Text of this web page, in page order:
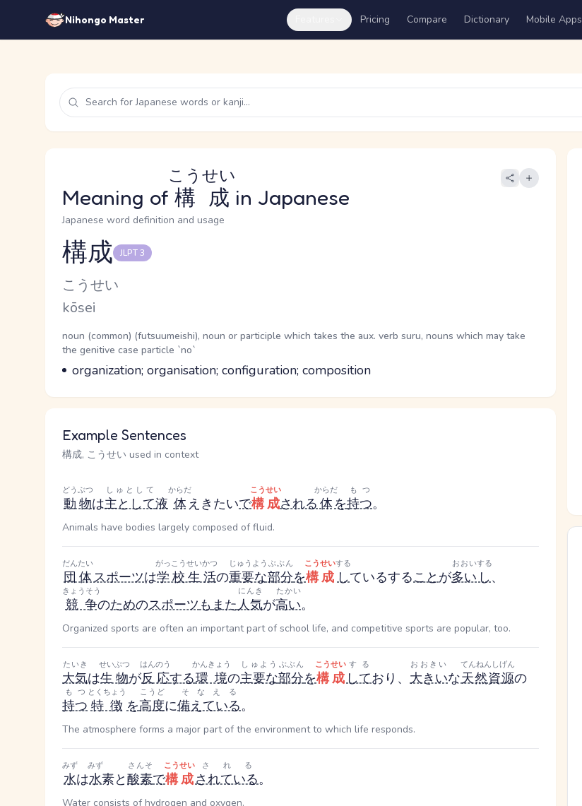
Nihongo Master Pricing Compare Dictionary Mobile Apps
Meaning of 構成
こうせい
in Japanese
Japanese word definition and usage
Reading and JLPT level
構成 JLPT 3
Kana Reading
こうせい
Romaji
kōsei
Word Senses
Parts of speech
noun (common) (futsuumeishi), noun or participle which takes the aux. verb suru, nouns which may take
the genitive case particle `no`
Meaning
organization; organisation; configuration; composition
Example Sentences
構成, こうせい used in context
動物
どうぶつ
は主として
しゅとして
液 体
からだ
えきたいで構成
こうせい
される体
からだ
を持つ
もつ
。
Animals have bodies largely composed of fluid.
団体
だんたい
スポーツは学校生活
がっこうせいかつ
の重要な
じゅうよう
部分
ぶぶん
を構成
こうせい
し
する
ているすることが多い
おおい
し
する
、
競争
きょうそう
のためのスポーツもまた人気
にんき
が高い
たかい
。
Organized sports are often an important part of school life, and competitive sports are popular, too.
大気
たいき
は生物
せいぶつ
が反応
はんのう
する環境
かんきょう
の主要な
しゅよう
部分
ぶぶん
を構成
こうせい
して
する
おり、 大きい
おおきい
な天然資源
てんねんしげん
の
持つ
もつ
特徴
とくちょう
を高度
こうど
に備えている
そなえる
。
The atmosphere forms a major part of the environment to which life responds.
水
みず
は水
みず
素と酸素
さんそ
で構成
こうせい
されている
される
。
Water consists of hydrogen and oxygen.